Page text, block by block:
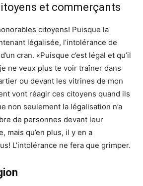
et commerçants
citoyens! Puisque la
légalisée, l’intolérance de
cran. «Puisque c’est légal et qu’il
ne veux plus te voir traîner dans
ou devant les vitrines de mon
vont réagir ces citoyens quand ils
non seulement la légalisation n’a
de personnes devant leur
mais qu’en plus, il y en a
L’intolérance ne fera que grimper.